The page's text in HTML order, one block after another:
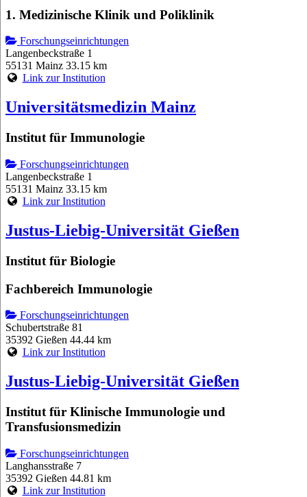
1. Medizinische Klinik und Poliklinik
Forschungseinrichtungen
Langenbeckstraße 1
55131 Mainz 33.15 km
Link zur Institution
Universitätsmedizin Mainz
Institut für Immunologie
Forschungseinrichtungen
Langenbeckstraße 1
55131 Mainz 33.15 km
Link zur Institution
Justus-Liebig-Universität Gießen
Institut für Biologie
Fachbereich Immunologie
Forschungseinrichtungen
Schubertstraße 81
35392 Gießen 44.44 km
Link zur Institution
Justus-Liebig-Universität Gießen
Institut für Klinische Immunologie und
Transfusionsmedizin
Forschungseinrichtungen
Langhansstraße 7
35392 Gießen 44.81 km
Link zur Institution